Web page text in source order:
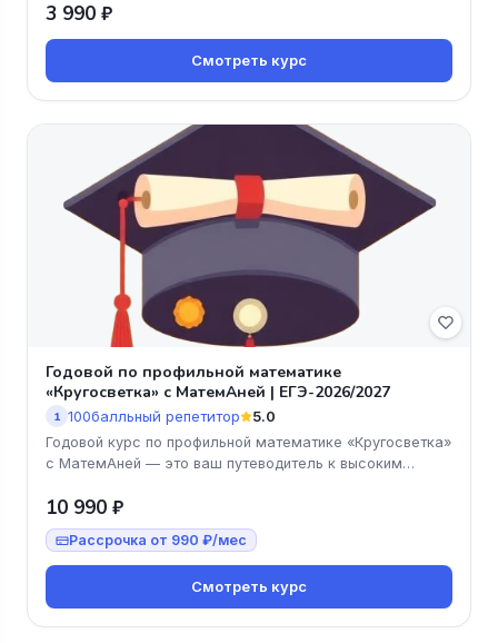
3 990 ₽
Смотреть курс
Годовой по профильной математике
«Кругосветка» с МатемАней | ЕГЭ-2026/2027
1 100балльный репетитор 5.0
Годовой курс по профильной математике «Кругосветка»
с МатемАней — это ваш путеводитель к высоким
10 990 ₽
Рассрочка от 990 ₽/мес
Смотреть курс